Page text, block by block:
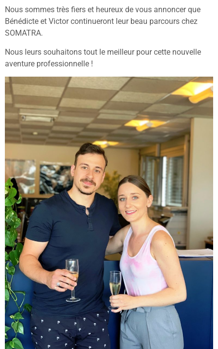
Nous sommes très fiers et heureux de vous annoncer que
Bénédicte et Victor continueront leur beau parcours chez
SOMATRA.
Nous leurs souhaitons tout le meilleur pour cette nouvelle
aventure professionnelle !